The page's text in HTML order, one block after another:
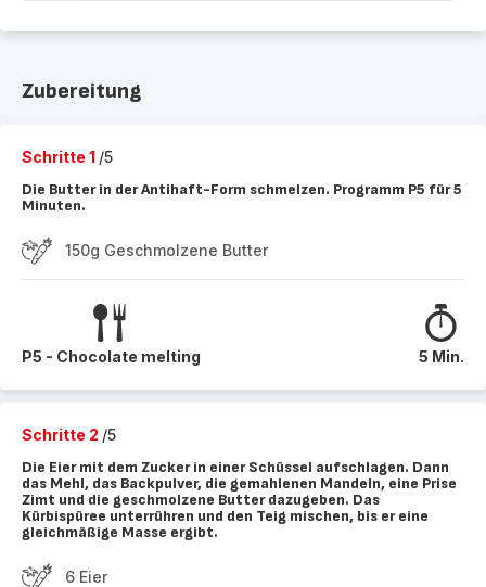
Zubereitung
Schritte 1 /5
Die Butter in der Antihaft-Form schmelzen. Programm P5 für 5
Minuten.
150g Geschmolzene Butter
P5 - Chocolate melting 5 Min.
Schritte 2 /5
Die Eier mit dem Zucker in einer Schüssel aufschlagen. Dann
das Mehl, das Backpulver, die gemahlenen Mandeln, eine Prise
Zimt und die geschmolzene Butter dazugeben. Das
Kürbispüree unterrühren und den Teig mischen, bis er eine
gleichmäßige Masse ergibt.
6 Eier